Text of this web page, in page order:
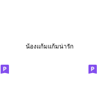
น้องแก้มแก้มน่ารัก